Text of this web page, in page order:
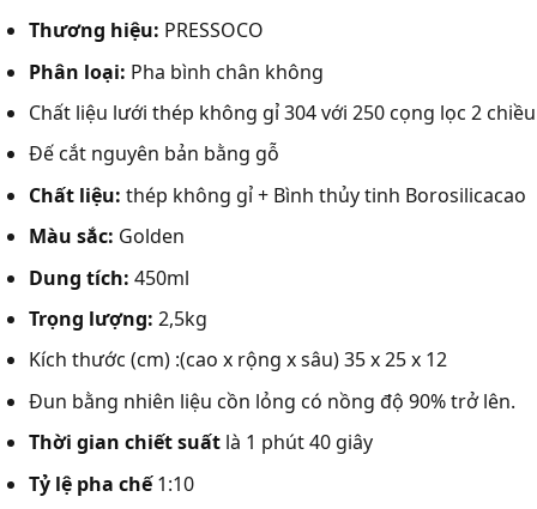
Thương hiệu: PRESSOCO
Phân loại: Pha bình chân không
Chất liệu lưới thép không gỉ 304 với 250 cọng lọc 2 chiều
Đế cắt nguyên bản bằng gỗ
Chất liệu: thép không gỉ + Bình thủy tinh Borosilicacao
Màu sắc: Golden
Dung tích: 450ml
Trọng lượng: 2,5kg
Kích thước (cm) :(cao x rộng x sâu) 35 x 25 x 12
Đun bằng nhiên liệu cồn lỏng có nồng độ 90% trở lên.
Thời gian chiết suất là 1 phút 40 giây
Tỷ lệ pha chế1:10